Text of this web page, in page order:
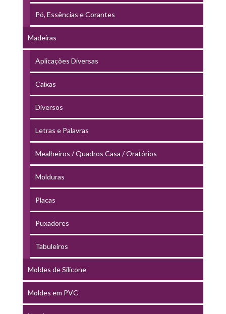
Pó, Essências e Corantes
Madeiras
Aplicações Diversas
Caixas
Diversos
Letras e Palavras
Mealheiros / Quadros Casa / Oratórios
Molduras
Placas
Puxadores
Tabuleiros
Moldes de Silicone
Moldes em PVC